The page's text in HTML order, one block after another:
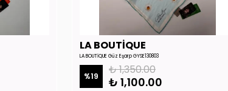
LA BOUTİQUE
LA BOUTİQUE Güz Eşarp GYSE130803
%19 ₺ 1,350.00
₺ 1,100.00